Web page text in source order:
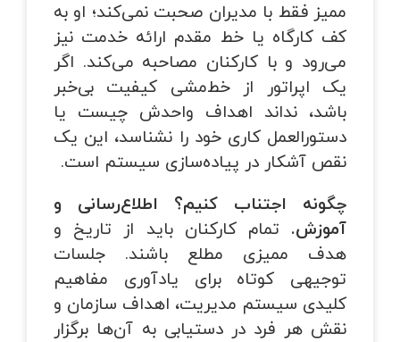
ممیز فقط با مدیران صحبت نمی‌کند؛ او به
کف کارگاه یا خط مقدم ارائه خدمت نیز
می‌رود و با کارکنان مصاحبه می‌کند. اگر
یک اپراتور از خط‌مشی کیفیت بی‌خبر
باشد، نداند اهداف واحدش چیست یا
دستورالعمل کاری خود را نشناسد، این یک
نقص آشکار در پیاده‌سازی سیستم است.
چگونه اجتناب کنیم؟
اطلاع‌رسانی و
آموزش. تمام کارکنان باید از تاریخ و
هدف ممیزی مطلع باشند. جلسات
توجیهی کوتاه برای یادآوری مفاهیم
کلیدی سیستم مدیریت، اهداف سازمان و
نقش هر فرد در دستیابی به آن‌ها برگزار